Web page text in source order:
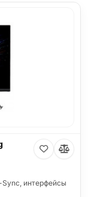
Sync, интерфейсы